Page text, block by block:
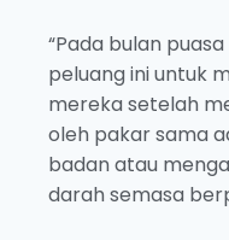
“Pada bulan
peluang ini untuk
mereka setelah
oleh pakar sama
badan atau
darah semasa